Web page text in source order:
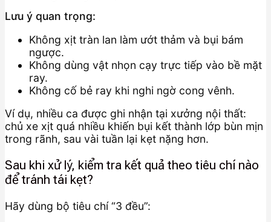
Lưu ý quan trọng:
Không xịt tràn lan làm ướt thảm và bụi bám
ngược.
Không dùng vật nhọn cạy trực tiếp vào bề mặt
ray.
Không cố bẻ ray khi nghi ngờ cong vênh.
Ví dụ, nhiều ca được ghi nhận tại xưởng nội thất:
chủ xe xịt quá nhiều khiến bụi kết thành lớp bùn mịn
trong rãnh, sau vài tuần lại kẹt nặng hơn.
Sau khi xử lý, kiểm tra kết quả theo tiêu chí nào
để tránh tái kẹt?
Hãy dùng bộ tiêu chí “3 đều”: